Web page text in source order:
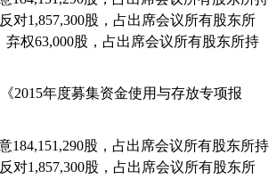
反对1,857,300股，占出席会议所有股东所
弃权63,000股，占出席会议所有股东所持
2015年度募集资金使用与存放专项报
184,151,290股，占出席会议所有股东所持
反对1,857,300股，占出席会议所有股东所